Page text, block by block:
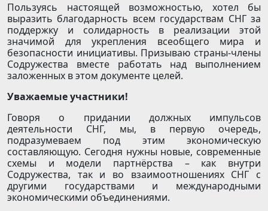
Пользуясь настоящей возможностью, хотел бы
выразить благодарность всем государствам СНГ за
поддержку и солидарность в реализации этой
значимой для укрепления всеобщего мира и
безопасности инициативы. Призываю страны-члены
Содружества вместе работать над выполнением
заложенных в этом документе целей.
Уважаемые участники!
Говоря о придании должных импульсов
деятельности СНГ, мы, в первую очередь,
подразумеваем под этим экономическую
составляющую. Сегодня нужны новые, современные
схемы и модели партнёрства – как внутри
Содружества, так и во взаимоотношениях СНГ с
другими государствами и международными
экономическими объединениями.